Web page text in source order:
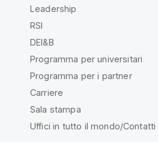
Leadership
RSI
DEI&B
Programma per universitari
Programma per i partner
Carriere
Sala stampa
Uffici in tutto il mondo/Contatti